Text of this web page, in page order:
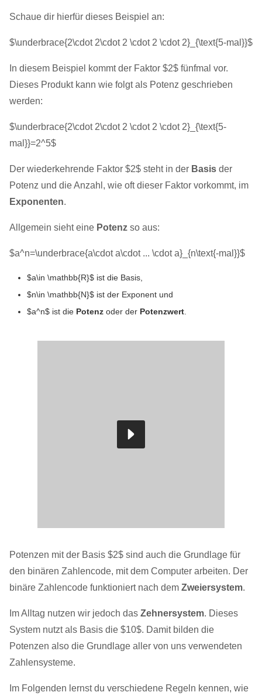
Schaue dir hierfür dieses Beispiel an:
$\underbrace{2\cdot 2\cdot 2 \cdot 2 \cdot 2}_{\text{5-mal}}$
In diesem Beispiel kommt der Faktor $2$ fünfmal vor.
Dieses Produkt kann wie folgt als Potenz geschrieben
werden:
$\underbrace{2\cdot 2\cdot 2 \cdot 2 \cdot 2}_{\text{5-
mal}}=2^5$
Der wiederkehrende Faktor $2$ steht in der Basis der
Potenz und die Anzahl, wie oft dieser Faktor vorkommt, im
Exponenten.
Allgemein sieht eine Potenz so aus:
$a^n=\underbrace{a\cdot a\cdot ... \cdot a}_{n\text{-mal}}$
$a\in \mathbb{R}$ ist die Basis,
$n\in \mathbb{N}$ ist der Exponent und
$a^n$ ist die Potenz oder der Potenzwert
Potenzen mit der Basis $2$ sind auch die Grundlage für
den binären Zahlencode, mit dem Computer arbeiten. Der
binäre Zahlencode funktioniert nach dem Zweiersystem.
Im Alltag nutzen wir jedoch das Zehnersystem. Dieses
System nutzt als Basis die $10$. Damit bilden die
Potenzen also die Grundlage aller von uns verwendeten
Zahlensysteme.
Im Folgenden lernst du verschiedene Regeln kennen, wie